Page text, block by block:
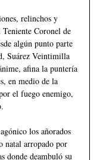
relinchos y
Coronel de
algún punto parte
Suárez Veintimilla
afina la puntería
en medio de la
el fuego enemigo,
los añorados
natal arropado por
donde deambuló su